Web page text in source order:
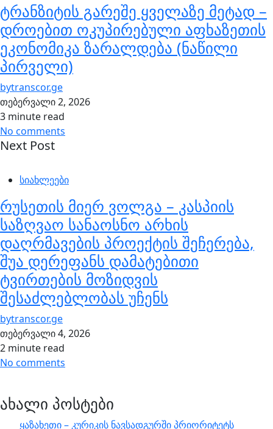
ტრანზიტის გარეშე ყველაზე მეტად –
დროებით ოკუპირებული აფხაზეთის
ეკონომიკა ზარალდება (ნაწილი
პირველი)
bytranscor.ge
თებერვალი 2, 2026
3 minute read
No comments
Next Post
სიახლეები
რუსეთის მიერ ვოლგა – კასპიის
საზღვაო სანაოსნო არხის
დაღრმავების პროექტის შეჩერება,
შუა დერეფანს დამატებითი
ტვირთების მოზიდვის
შესაძლებლობას უჩენს
bytranscor.ge
თებერვალი 4, 2026
2 minute read
No comments
ახალი პოსტები
ყაზახეთი – კურიკის ნავსადგურში პრიორიტეტს